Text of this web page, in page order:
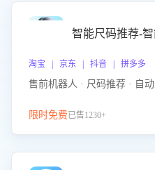
智能尺码推荐-
淘宝 | 京东 | 抖音 | 拼多多
售前机器人 · 尺码推荐 · 自
限时免费已售1230+